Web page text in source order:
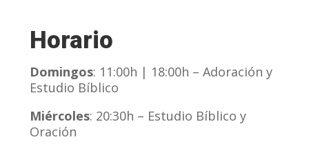
Horario
Domingos: 11:00h | 18:00h – Adoración y
Estudio Bíblico
Miércoles: 20:30h – Estudio Bíblico y
Oración